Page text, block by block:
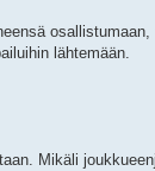
lähtemään.
Mikäli